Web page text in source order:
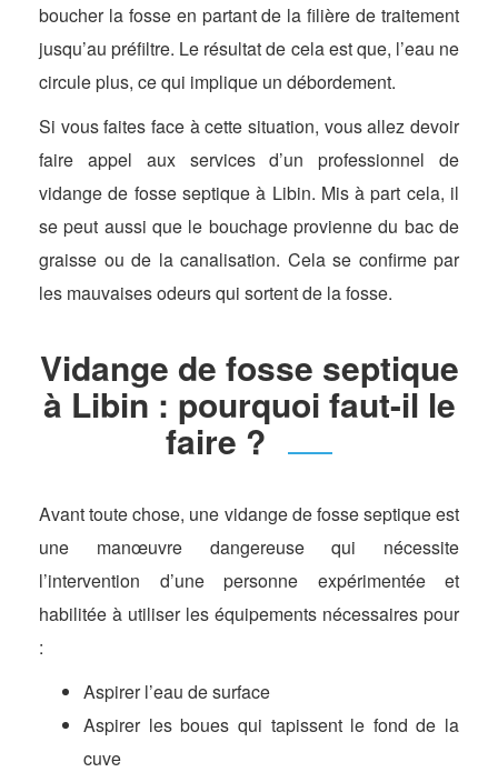
boucher la fosse en partant de la filière de traitement
jusqu’au préfiltre. Le résultat de cela est que, l’eau ne
circule plus, ce qui implique un débordement.
Si vous faites face à cette situation, vous allez devoir
faire appel aux services d’un professionnel de
vidange de fosse septique à Libin. Mis à part cela, il
se peut aussi que le bouchage provienne du bac de
graisse ou de la canalisation. Cela se confirme par
les mauvaises odeurs qui sortent de la fosse.
Vidange de fosse septique
à Libin : pourquoi faut-il le
faire ?
Avant toute chose, une vidange de fosse septique est
une manœuvre dangereuse qui nécessite
l’intervention d’une personne expérimentée et
habilitée à utiliser les équipements nécessaires pour
:
Aspirer l’eau de surface
Aspirer les boues qui tapissent le fond de la
cuve